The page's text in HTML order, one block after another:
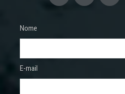
Nome
E-mail